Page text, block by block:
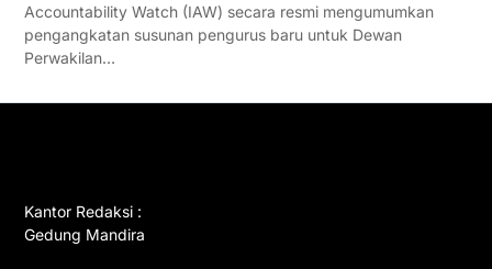
Accountability Watch (IAW) secara resmi mengumumkan
pengangkatan susunan pengurus baru untuk Dewan
Perwakilan…
Kantor Redaksi :
Gedung Mandira